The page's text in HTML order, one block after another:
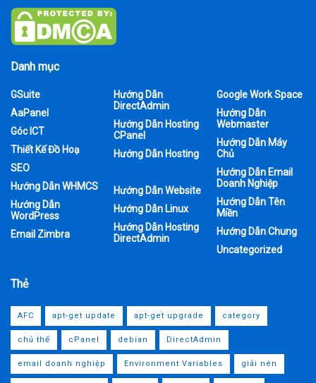
Danh mục
GSuite
AaPanel
Góc ICT
Thiết Kế Đồ Hoạ
SEO
Hướng Dẫn WHMCS
Hướng Dẫn
WordPress
Email Zimbra
Hướng Dẫn
DirectAdmin
Hướng Dẫn Hosting
CPanel
Hướng Dẫn Hosting
Hướng Dẫn Website
Hướng Dẫn Linux
Hướng Dẫn Hosting
DirectAdmin
Google Work Space
Hướng Dẫn
Webmaster
Hướng Dẫn Máy
Chủ
Hướng Dẫn Email
Doanh Nghiệp
Hướng Dẫn Tên
Miền
Hướng Dẫn Chung
Uncategorized
Thẻ
AFC apt-get update apt-get upgrade category
chủ thể cPanel debian DirectAdmin
email doanh nghiệp Environment Variables giải nén